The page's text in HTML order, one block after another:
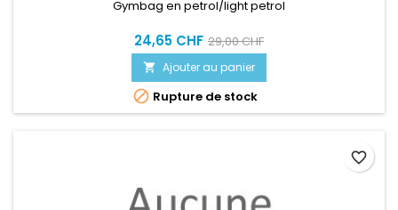
Gymbag en petrol/light petrol
24,65 CHF 29,00 CHF
 Ajouter au panier
 Rupture de stock
favorite_border